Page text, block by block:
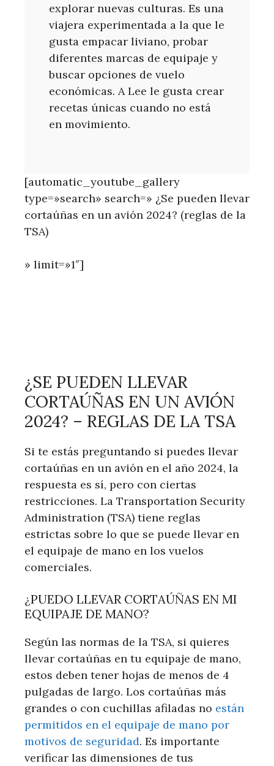
explorar nuevas culturas. Es una
viajera experimentada a la que le
gusta empacar liviano, probar
diferentes marcas de equipaje y
buscar opciones de vuelo
económicas. A Lee le gusta crear
recetas únicas cuando no está
en movimiento.
[automatic_youtube_gallery
type=»search» search=» ¿Se pueden llevar
cortaúñas en un avión 2024? (reglas de la
TSA)
» limit=»1″]
¿SE PUEDEN LLEVAR
CORTAÚÑAS EN UN AVIÓN
2024? – REGLAS DE LA TSA
Si te estás preguntando si puedes llevar
cortaúñas en un avión en el año 2024, la
respuesta es sí, pero con ciertas
restricciones. La Transportation Security
Administration (TSA) tiene reglas
estrictas sobre lo que se puede llevar en
el equipaje de mano en los vuelos
comerciales.
¿PUEDO LLEVAR CORTAÚÑAS EN MI
EQUIPAJE DE MANO?
Según las normas de la TSA, si quieres
llevar cortaúñas en tu equipaje de mano,
estos deben tener hojas de menos de 4
pulgadas de largo. Los cortaúñas más
grandes o con cuchillas afiladas no están
permitidos en el equipaje de mano por
motivos de seguridad. Es importante
verificar las dimensiones de tus